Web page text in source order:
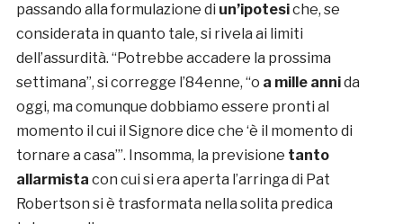
passando alla formulazione di un’ipotesiche, se
considerata in quanto tale, si rivela ai limiti
dell’assurdità. “Potrebbe accadere la prossima
settimana”, si corregge l’84enne, “o a mille annida
oggi, ma comunque dobbiamo essere pronti al
momento il cui il Signore dice che ‘è il momento di
tornare a casa’”. Insomma, la previsione tanto
allarmista con cui si era aperta l’arringa di Pat
Robertson si è trasformata nella solita predica